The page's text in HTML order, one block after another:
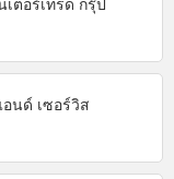
อนด์ เซอร์วิส